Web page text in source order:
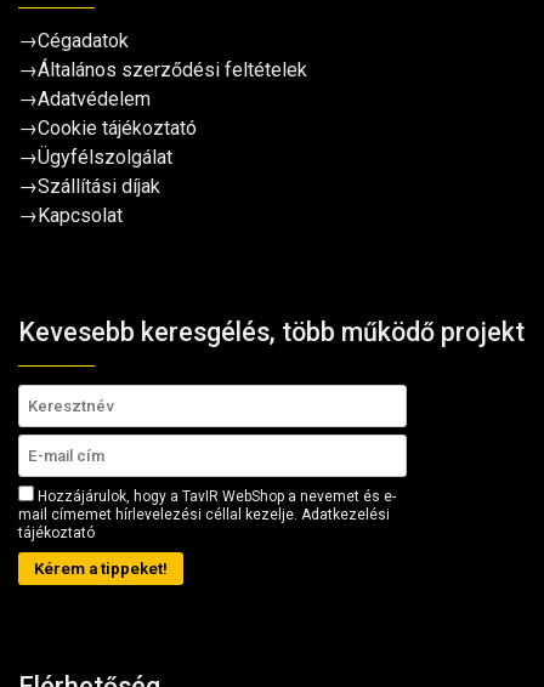
→Cégadatok
→Általános szerződési feltételek
→Adatvédelem
→Cookie tájékoztató
→Ügyfélszolgálat
→Szállítási díjak
→Kapcsolat
Kevesebb keresgélés, több működő projekt
Hozzájárulok, hogy a TavIR WebShop a nevemet és e-
mail címemet hírlevelezési céllal kezelje. Adatkezelési
tájékoztató
Kérem a tippeket!